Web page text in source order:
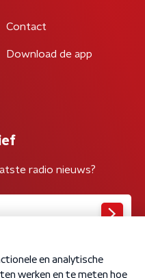
Contact
Download de app
radio nieuws?